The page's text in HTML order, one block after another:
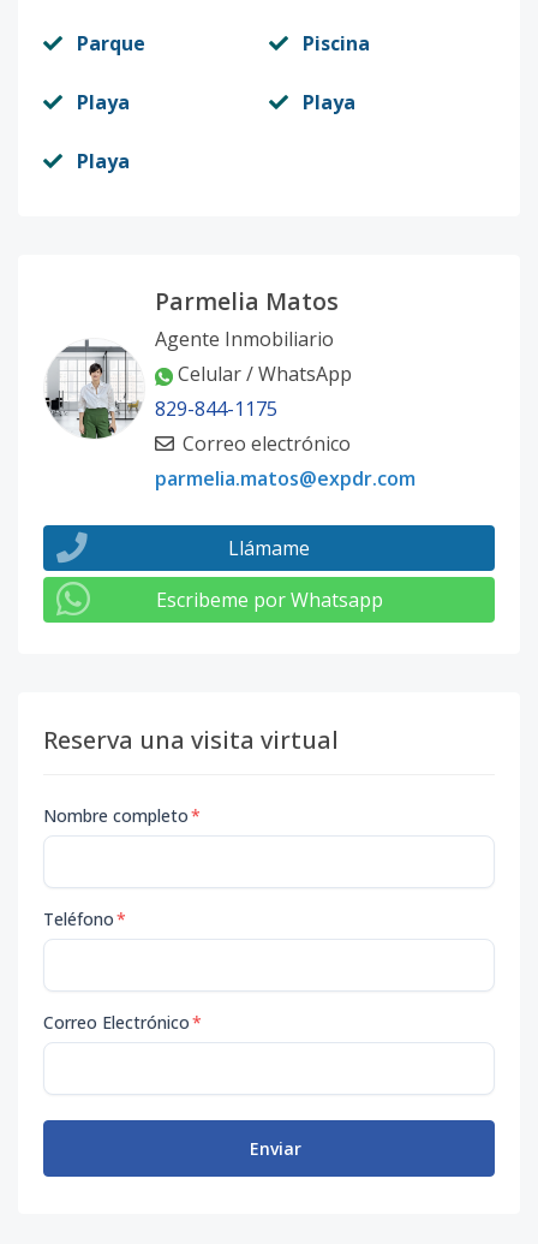
Parque Piscina
Playa Playa
Playa
Parmelia Matos
Agente Inmobiliario
Celular / WhatsApp
829-844-1175
Correo electrónico
parmelia.matos@expdr.com
Llámame
Escribeme por Whatsapp
Reserva una visita virtual
Nombre completo*
Teléfono*
Correo Electrónico*
Enviar